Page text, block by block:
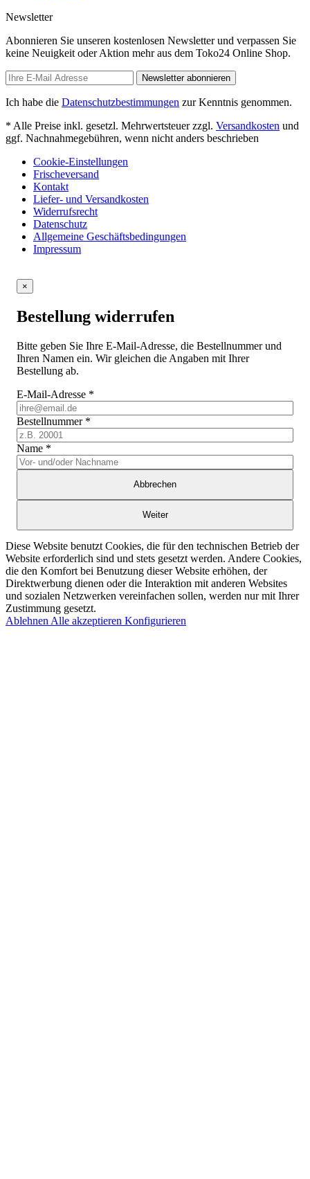
Newsletter
Abonnieren Sie unseren kostenlosen Newsletter und verpassen Sie
keine Neuigkeit oder Aktion mehr aus dem Toko24 Online Shop.
Newsletter abonnieren
Ich habe die Datenschutzbestimmungen zur Kenntnis genommen.
* Alle Preise inkl. gesetzl. Mehrwertsteuer zzgl. Versandkosten und
ggf. Nachnahmegebühren, wenn nicht anders beschrieben
Cookie-Einstellungen
Frischeversand
Kontakt
Liefer- und Versandkosten
Widerrufsrecht
Datenschutz
Allgemeine Geschäftsbedingungen
Impressum
×
Bestellung widerrufen
Bitte geben Sie Ihre E-Mail-Adresse, die Bestellnummer und
Ihren Namen ein. Wir gleichen die Angaben mit Ihrer
Bestellung ab.
E-Mail-Adresse *
Bestellnummer *
Name *
Abbrechen
Weiter
Diese Website benutzt Cookies, die für den technischen Betrieb der
Website erforderlich sind und stets gesetzt werden. Andere Cookies,
die den Komfort bei Benutzung dieser Website erhöhen, der
Direktwerbung dienen oder die Interaktion mit anderen Websites
und sozialen Netzwerken vereinfachen sollen, werden nur mit Ihrer
Zustimmung gesetzt.
Ablehnen Alle akzeptieren Konfigurieren